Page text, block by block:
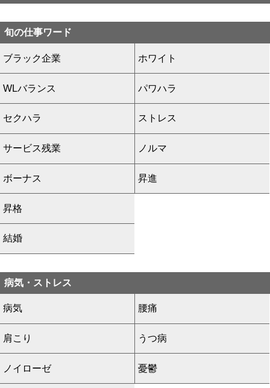
旬の仕事ワード
ブラック企業 ホワイト
WLバランス パワハラ
セクハラ ストレス
サービス残業 ノルマ
ボーナス 昇進
昇格
結婚
病気・ストレス
病気 腰痛
肩こり うつ病
ノイローゼ 憂鬱